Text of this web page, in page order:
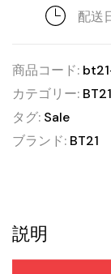
配送
商品コード:
カテゴリー: BT21
タグ: Sale
ブランド: BT21
説明